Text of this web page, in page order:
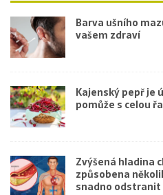
Barva ušního
vašem zdraví
Kajenský pepř je
pomůže s celou
Zvýšená hladina
způsobena
snadno odstranit